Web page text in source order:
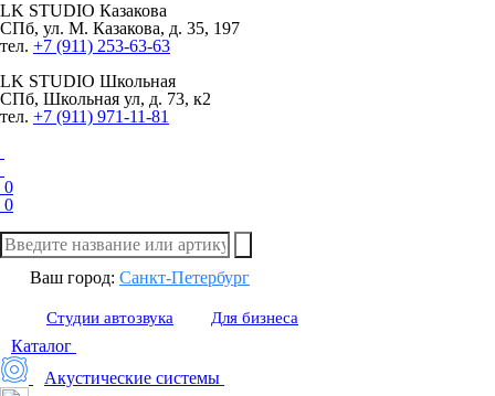
LK STUDIO Казакова
СПб, ул. М. Казакова, д. 35, 197
тел. +7 (911) 253-63-63
LK STUDIO Школьная
СПб, Школьная ул, д. 73, к2
тел. +7 (911) 971-11-81
0
0
Ваш город: Санкт-Петербург
Студии автозвука Для бизнеса
Каталог
Акустические системы